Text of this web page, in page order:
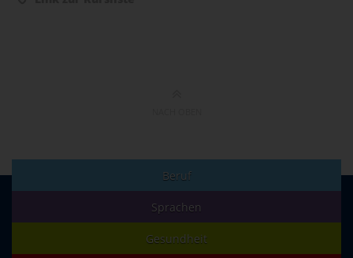
Beruf
Sprachen
Gesundheit